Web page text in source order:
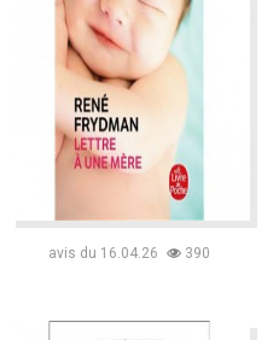
avis du 16.04.26 390